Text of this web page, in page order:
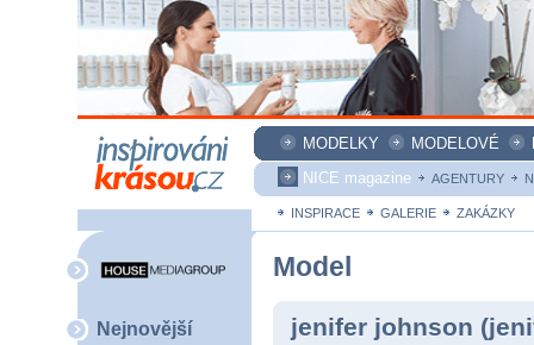
MODELKY MODELOVÉ
NICE magazine
AGENTURY
INSPIRACE GALERIE ZAKÁZKY
Nejnovější
Model
jenifer johnson